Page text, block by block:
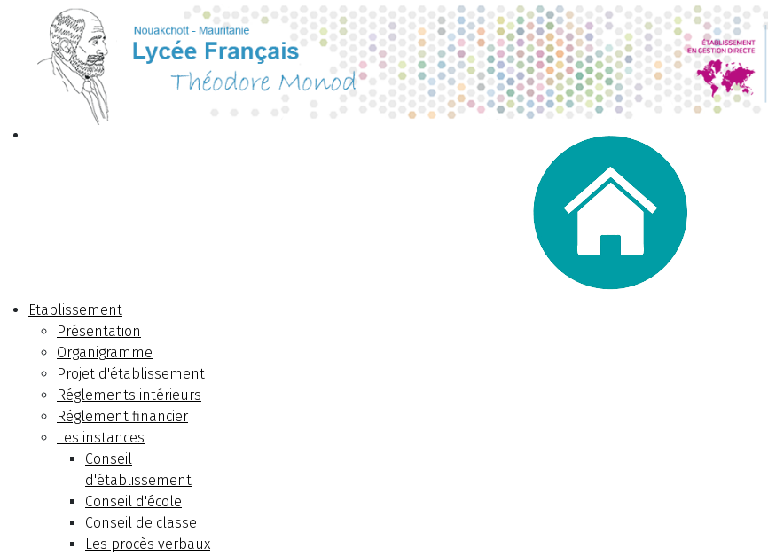
Etablissement
Présentation
Organigramme
Projet d'établissement
Réglements intérieurs
Réglement financier
Les instances
Conseil
d'établissement
Conseil d'école
Conseil de classe
Les procès verbaux